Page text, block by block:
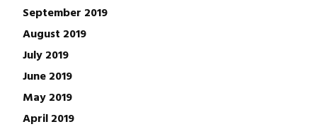
September 2019
August 2019
July 2019
June 2019
May 2019
April 2019